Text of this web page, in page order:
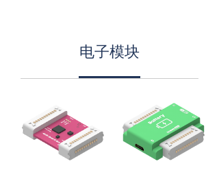
电子模块